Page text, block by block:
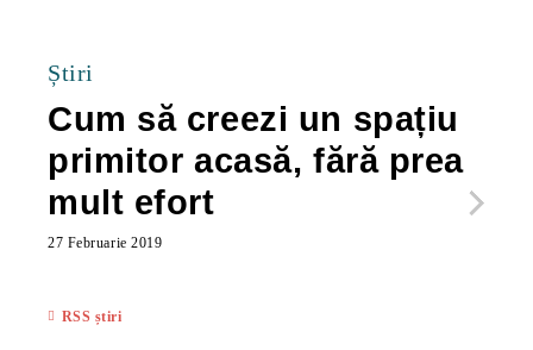
Știri
Cum să creezi un spațiu
primitor acasă, fără prea
mult efort
27 Februarie 2019
RSS știri